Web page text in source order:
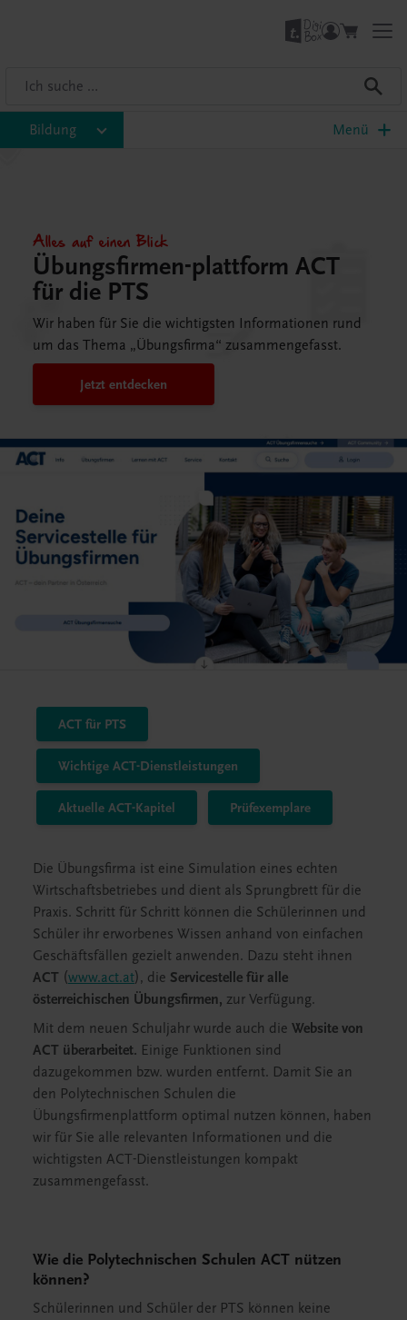
Bildung Menü
Alles auf einen Blick
Übungsfirmen-plattform ACT
für die PTS
Wir haben für Sie die wichtigsten Informationen rund
um das Thema „Übungsfirma“ zusammengefasst.
Jetzt entdecken
ACT für PTS
Wichtige ACT-Dienstleistungen
Aktuelle ACT-Kapitel Prüfexemplare
Die Übungsfirma ist eine Simulation eines echten
Wirtschaftsbetriebes und dient als Sprungbrett für die
Praxis. Schritt für Schritt können die Schülerinnen und
Schüler ihr erworbenes Wissen anhand von einfachen
Geschäftsfällen gezielt anwenden. Dazu steht ihnen
ACT (www.act.at), die Servicestelle für alle
österreichischen Übungsfirmen, zur Verfügung.
Mit dem neuen Schuljahr wurde auch die Website von
ACT überarbeitet. Einige Funktionen sind
dazugekommen bzw. wurden entfernt. Damit Sie an
den Polytechnischen Schulen die
Übungsfirmenplattform optimal nutzen können, haben
wir für Sie alle relevanten Informationen und die
wichtigsten ACT-Dienstleistungen kompakt
zusammengefasst.
Wie die Polytechnischen Schulen ACT nützen
können?
Schülerinnen und Schüler der PTS können keine